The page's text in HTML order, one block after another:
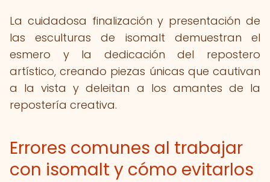
La cuidadosa finalización y presentación de
las esculturas de isomalt demuestran el
esmero y la dedicación del repostero
artístico, creando piezas únicas que cautivan
a la vista y deleitan a los amantes de la
repostería creativa.
Errores comunes al trabajar
con isomalt y cómo evitarlos